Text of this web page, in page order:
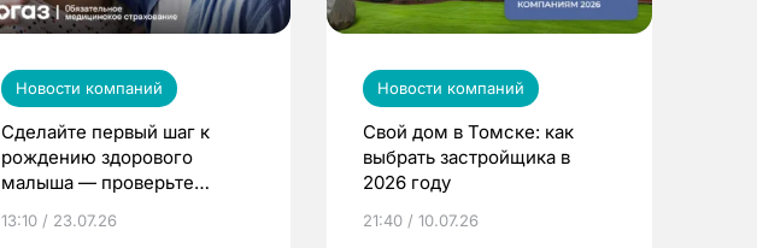
Новости компаний
Сделайте первый шаг к
рождению здорового
малыша — проверьте
по ОМС!
13:10 / 23.07.26
Новости компаний
Свой дом в Томске: как
выбрать застройщика в
2026 году
21:40 / 10.07.26